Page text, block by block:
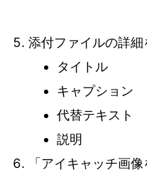
添付ファイルの詳細
タイトル
キャプション
代替テキスト
説明
「アイキャッチ画